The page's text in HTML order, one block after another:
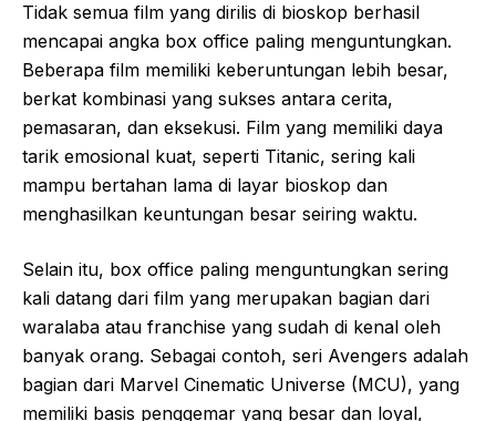
Tidak semua film yang dirilis di bioskop berhasil
mencapai angka box office paling menguntungkan.
Beberapa film memiliki keberuntungan lebih besar,
berkat kombinasi yang sukses antara cerita,
pemasaran, dan eksekusi. Film yang memiliki daya
tarik emosional kuat, seperti Titanic, sering kali
mampu bertahan lama di layar bioskop dan
menghasilkan keuntungan besar seiring waktu.
Selain itu, box office paling menguntungkan sering
kali datang dari film yang merupakan bagian dari
waralaba atau franchise yang sudah di kenal oleh
banyak orang. Sebagai contoh, seri Avengers adalah
bagian dari Marvel Cinematic Universe (MCU), yang
memiliki basis penggemar yang besar dan loyal,